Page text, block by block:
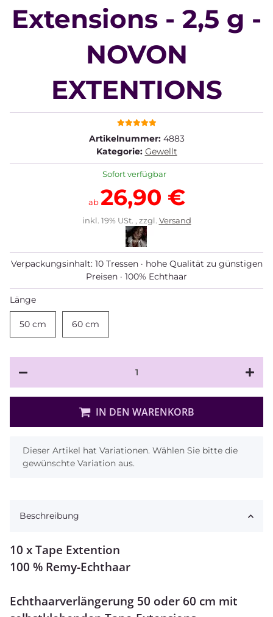
Extensions - 2,5 g -
NOVON
EXTENTIONS
Artikelnummer: 4883
Kategorie: Gewellt
Sofort verfügbar
ab26,90 €
inkl. 19% USt. , zzgl. Versand
Verpackungsinhalt: 10 Tressen · hohe Qualität zu günstigen
Preisen · 100% Echthaar
Länge
50 cm 50 cm60 cm
IN DEN WARENKORB
x
Dieser Artikel hat Variationen. Wählen Sie bitte die
gewünschte Variation aus.
Beschreibung
10 x Tape Extention
100 % Remy-Echthaar
Echthaarverlängerung 50 oder 60 cm mit